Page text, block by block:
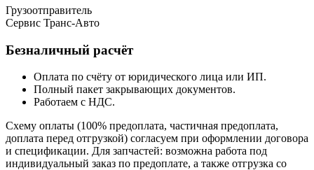
Грузоотправитель
Сервис Транс-Авто
Безналичный расчёт
Оплата по счёту от юридического лица или ИП.
Полный пакет закрывающих документов.
Работаем с НДС.
Схему оплаты (100% предоплата, частичная предоплата,
доплата перед отгрузкой) согласуем при оформлении договора
и спецификации. Для запчастей: возможна работа под
индивидуальный заказ по предоплате, а также отгрузка со